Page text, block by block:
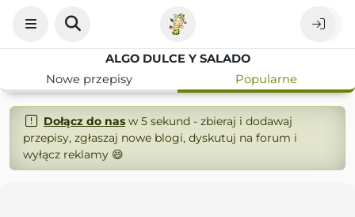
ALGO DULCE Y SALADO
Nowe przepisy
Popularne
Dołącz do nasw 5 sekund - zbieraj i dodawaj
przepisy, zgłaszaj nowe blogi, dyskutuj na forum i
wyłącz reklamy 😄